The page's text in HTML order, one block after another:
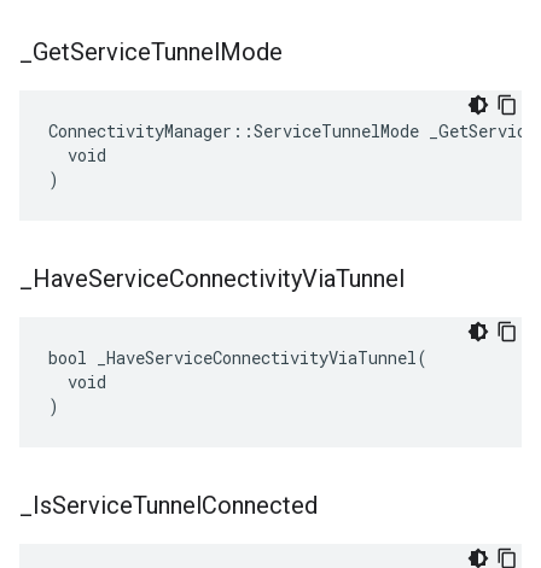
GetServiceTunnelMode
ConnectivityManager::ServiceTunnelMode
  void
)
HaveServiceConnectivityViaTunnel
bool _HaveServiceConnectivityViaTunnel(
  void
)
IsServiceTunnelConnected